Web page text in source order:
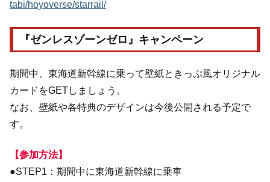
tabi/hoyoverse/starrail/
『ゼンレスゾーンゼロ』キャンペーン
期間中、東海道新幹線に乗って壁紙ときっぷ風オリジナル
カードをGETしましょう。
なお、壁紙や各特典のデザインは今後公開される予定で
す。
【参加方法】
●STEP1：期間中に東海道新幹線に乗車